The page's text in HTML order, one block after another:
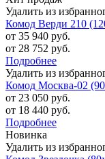
Удалить из
Комод Верди 210
от 35 940 руб.
от 28 752 руб.
Подробнее
Удалить из
Комод Москва-02
от 23 050 руб.
от 18 440 руб.
Подробнее
Новинка
Удалить из